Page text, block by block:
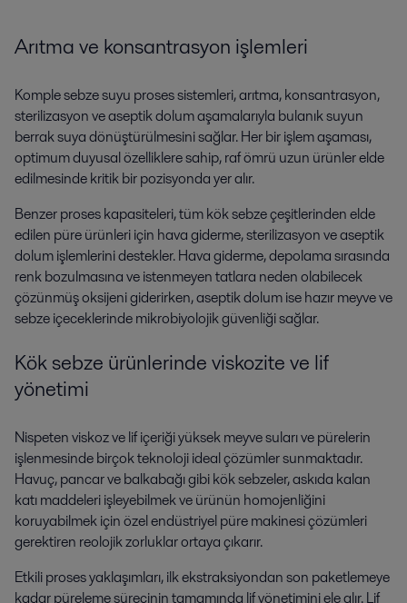
Arıtma ve konsantrasyon işlemleri
Komple sebze suyu proses sistemleri, arıtma, konsantrasyon,
sterilizasyon ve aseptik dolum aşamalarıyla bulanık suyun
berrak suya dönüştürülmesini sağlar. Her bir işlem aşaması,
optimum duyusal özelliklere sahip, raf ömrü uzun ürünler elde
edilmesinde kritik bir pozisyonda yer alır.
Benzer proses kapasiteleri, tüm kök sebze çeşitlerinden elde
edilen püre ürünleri için hava giderme, sterilizasyon ve aseptik
dolum işlemlerini destekler. Hava giderme, depolama sırasında
renk bozulmasına ve istenmeyen tatlara neden olabilecek
çözünmüş oksijeni giderirken, aseptik dolum ise hazır meyve ve
sebze içeceklerinde mikrobiyolojik güvenliği sağlar.
Kök sebze ürünlerinde viskozite ve lif
yönetimi
Nispeten viskoz ve lif içeriği yüksek meyve suları ve pürelerin
işlenmesinde birçok teknoloji ideal çözümler sunmaktadır.
Havuç, pancar ve balkabağı gibi kök sebzeler, askıda kalan
katı maddeleri işleyebilmek ve ürünün homojenliğini
koruyabilmek için özel endüstriyel püre makinesi çözümleri
gerektiren reolojik zorluklar ortaya çıkarır.
Etkili proses yaklaşımları, ilk ekstraksiyondan son paketlemeye
kadar püreleme sürecinin tamamında lif yönetimini ele alır. Lif